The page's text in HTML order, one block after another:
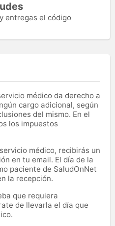
entregas el código
médico da derecho a
cargo adicional, según
del mismo. En el
los impuestos
médico, recibirás un
en tu email. El día de la
paciente de SaludOnNet
la recepción.
que requiera
de llevarla el día que